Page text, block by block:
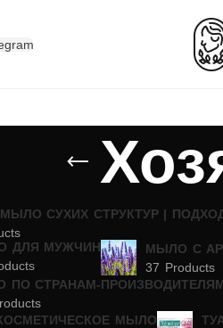
МЫЛО СУХИХ СТРУКТУР |
ДЛЯ МУЖЧИН
МЫЛО С
37 Products
ПО СТРАНАМ-
МЫЛО